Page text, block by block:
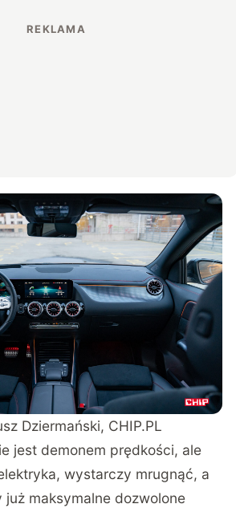
Dziermański, CHIP.PL
jest demonem prędkości, ale
wystarczy mrugnąć, a
już maksymalne dozwolone